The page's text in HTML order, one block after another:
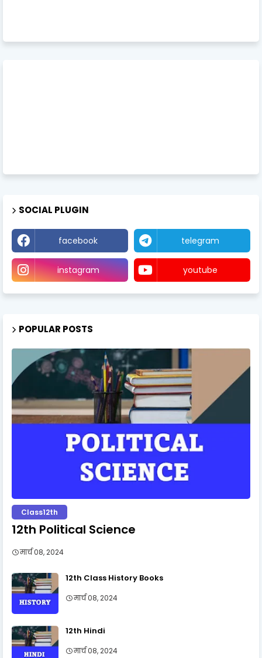
SOCIAL PLUGIN
facebook telegram
instagram youtube
POPULAR POSTS
Class12th
12th Political Science
मार्च 08, 2024
12th Class History Books
मार्च 08, 2024
12th Hindi
मार्च 08, 2024